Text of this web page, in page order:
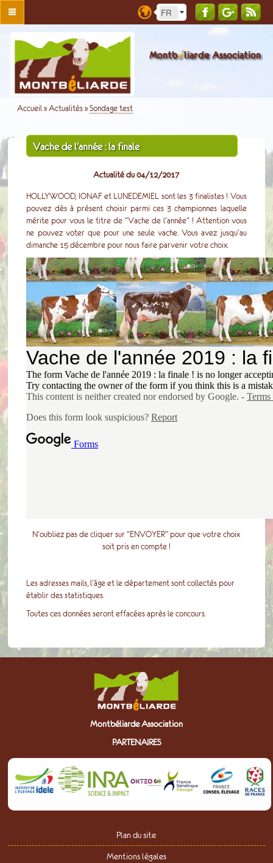
Montbéliarde Association
Accueil »Actualités »Sondage test
Vache de l'année : la finale
Actualité du 04/12/2017
HOLLYWOOD, IONAF et LUNEDEMIEL sont les 3 finalistes ! Vous
pouvez dès à présent choisir parmi ces 3 championnes laquelle
mérite pour vous le titre de "Vache de l'année" ! Attention vous
ne pouvez voter que pour une seule vache. Vous avez jusqu'au
dimanche 15 décembre pour nous faire parvenir votre choix.
N'oubliez pas de cliquer sur "ENVOYER" pour que votre choix
soit pris en compte !
Les adresses mails, l'âge et le département sont collectés pour
établir des statistiques.
Toutes ces données seront effacées après le concours.
Montbéliarde Association
PARTENAIRES
Plan du site
Mentions légales